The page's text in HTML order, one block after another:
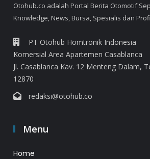
Otohub.co adalah Portal Berita Otomotif
Knowledge, News, Bursa, Spesialis dan
PT Otohub Homtronik Indonesia
Komersial Area Apartemen Casablanca
Jl. Casablanca Kav. 12 Menteng Dalam,
12870
redaksi@otohub.co
Menu
Home